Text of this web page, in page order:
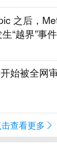
之后，
“越界”事件
始被全网
击查看更多